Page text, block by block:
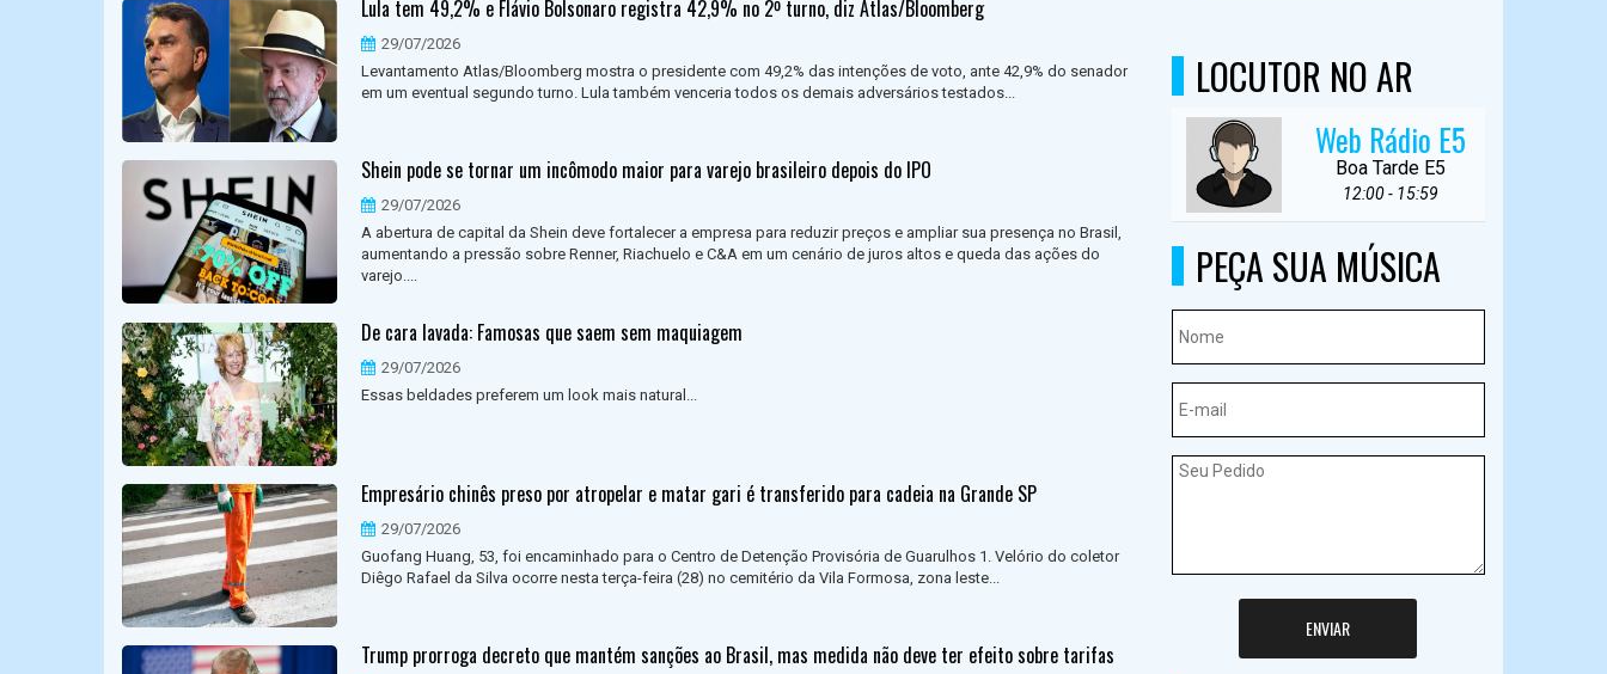
Lula tem 49,2% e Flávio Bolsonaro registra 42,9% no 2º turno, diz Atlas/Bloomberg
29/07/2026
Levantamento Atlas/Bloomberg mostra o presidente com 49,2% das intenções de voto, ante 42,9% do senador
em um eventual segundo turno. Lula também venceria todos os demais adversários testados...
Shein pode se tornar um incômodo maior para varejo brasileiro depois do IPO
29/07/2026
A abertura de capital da Shein deve fortalecer a empresa para reduzir preços e ampliar sua presença no Brasil,
aumentando a pressão sobre Renner, Riachuelo e C&A em um cenário de juros altos e queda das ações do
varejo....
De cara lavada: Famosas que saem sem maquiagem
29/07/2026
Essas beldades preferem um look mais natural...
Empresário chinês preso por atropelar e matar gari é transferido para cadeia na Grande SP
29/07/2026
Guofang Huang, 53, foi encaminhado para o Centro de Detenção Provisória de Guarulhos 1. Velório do coletor
Diêgo Rafael da Silva ocorre nesta terça-feira (28) no cemitério da Vila Formosa, zona leste...
Trump prorroga decreto que mantém sanções ao Brasil, mas medida não deve ter efeito sobre tarifas
LOCUTOR NO AR
Web Rádio E5
Boa Tarde E5
12:00 - 15:59
PEÇA SUA MÚSICA
ENVIAR